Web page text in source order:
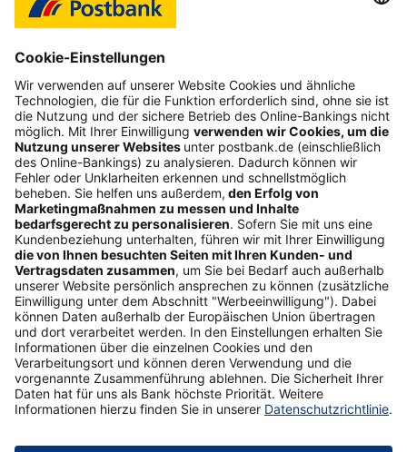
Das könnte Sie auch interessieren
Risiko­management
Die Mischung macht's
Liquidität richtig planen
Folgen Sie uns